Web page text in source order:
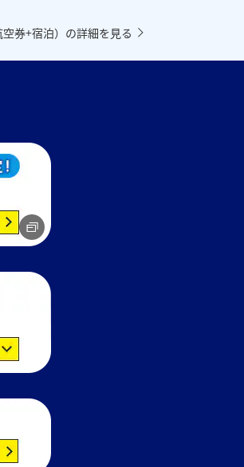
券+宿泊）の詳細を見る